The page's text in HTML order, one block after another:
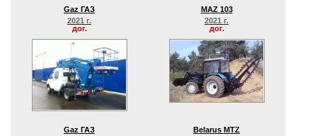
Gaz ГАЗ
2021 г.
дог.
MAZ 103
2021 г.
дог.
Gaz ГАЗ
Belarus MTZ